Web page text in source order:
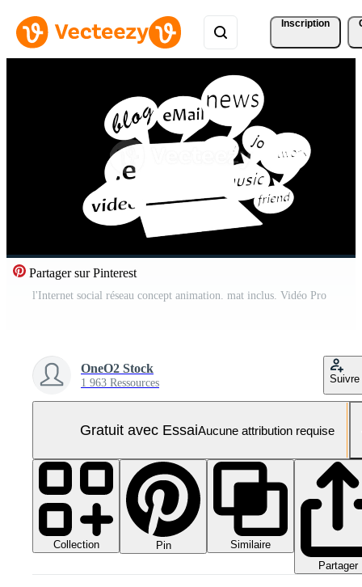
Inscription
Partager sur Pinterest
l'Internet social réseau concept animation. mat inclus. Vidéo Pro
OneO2 Stock
1 963 Ressources Suivre
Gratuit avec EssaiAucune attribution requise
Collection Pin
Similaire
Partager